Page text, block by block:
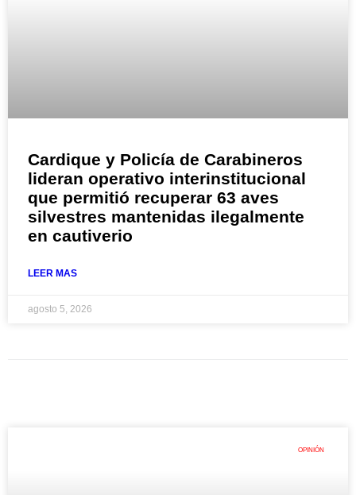
Cardique y Policía de Carabineros
lideran operativo interinstitucional
que permitió recuperar 63 aves
silvestres mantenidas ilegalmente
en cautiverio
LEER MAS
agosto 5, 2026
OPINIÓN